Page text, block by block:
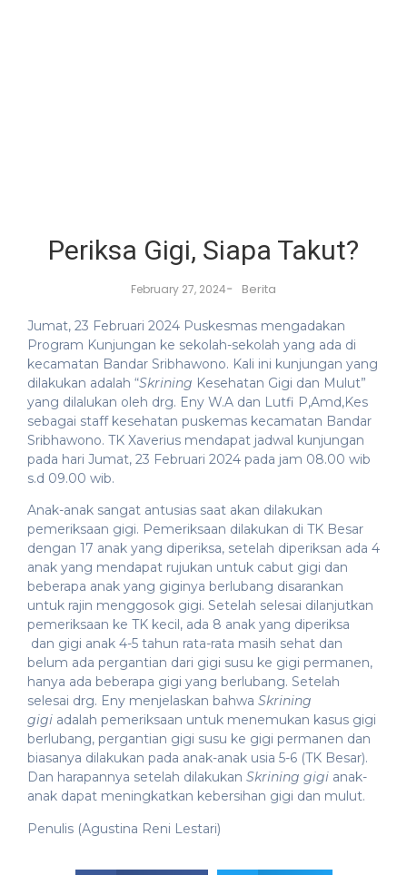
Periksa Gigi, Siapa Takut?
February 27, 2024- Berita
Jumat, 23 Februari 2024 Puskesmas mengadakan
Program Kunjungan ke sekolah-sekolah yang ada di
kecamatan Bandar Sribhawono. Kali ini kunjungan yang
dilakukan adalah “Skrining Kesehatan Gigi dan Mulut”
yang dilalukan oleh drg. Eny W.A dan Lutfi P,Amd,Kes
sebagai staff kesehatan puskemas kecamatan Bandar
Sribhawono. TK Xaverius mendapat jadwal kunjungan
pada hari Jumat, 23 Februari 2024 pada jam 08.00 wib
s.d 09.00 wib.
Anak-anak sangat antusias saat akan dilakukan
pemeriksaan gigi. Pemeriksaan dilakukan di TK Besar
dengan 17 anak yang diperiksa, setelah diperiksan ada 4
anak yang mendapat rujukan untuk cabut gigi dan
beberapa anak yang giginya berlubang disarankan
untuk rajin menggosok gigi. Setelah selesai dilanjutkan
pemeriksaan ke TK kecil, ada 8 anak yang diperiksa
dan gigi anak 4-5 tahun rata-rata masih sehat dan
belum ada pergantian dari gigi susu ke gigi permanen,
hanya ada beberapa gigi yang berlubang. Setelah
selesai drg. Eny menjelaskan bahwa Skrining
gigi adalah pemeriksaan untuk menemukan kasus gigi
berlubang, pergantian gigi susu ke gigi permanen dan
biasanya dilakukan pada anak-anak usia 5-6 (TK Besar).
Dan harapannya setelah dilakukan Skrining gigi anak-
anak dapat meningkatkan kebersihan gigi dan mulut.
Penulis (Agustina Reni Lestari)